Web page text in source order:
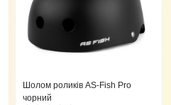
Шолом роликів AS-Fish Pro
чорний